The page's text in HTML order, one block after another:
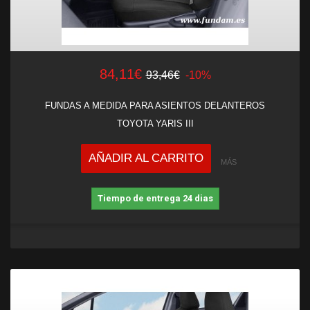
84,11€ 93,46€ -10%
FUNDAS A MEDIDA PARA ASIENTOS DELANTEROS
TOYOTA YARIS III
AÑADIR AL CARRITO MÁS
Tiempo de entrega 24 dias